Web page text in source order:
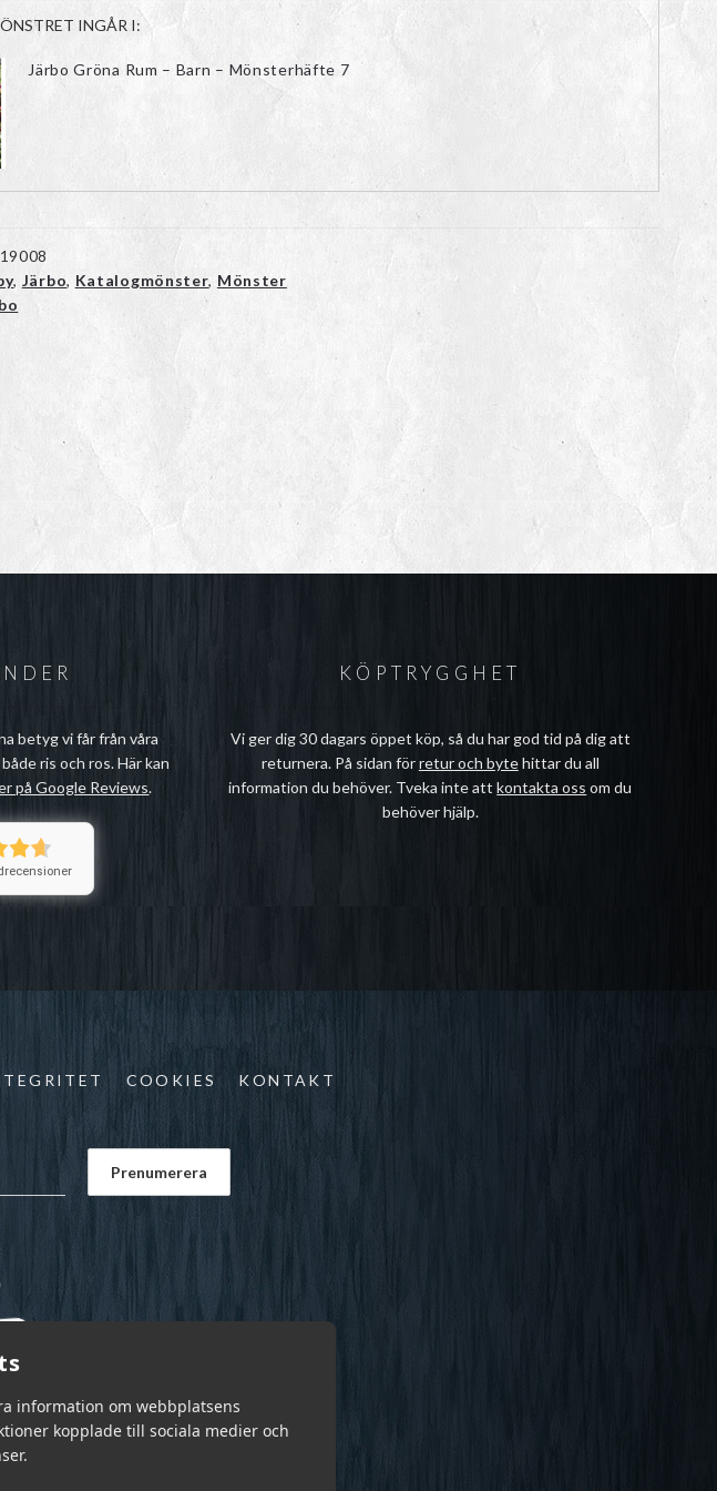
information om webbplatsens
kopplade till sociala medier och
INGÅR I:
Järbo Gröna Rum – Barn – Mönsterhäfte 7
, Järbo, Katalogmönster, Mönster
betyg vi får från våra
ris och ros. Här kan
på Google Reviews.
KÖPTRYGGHET
Vi ger dig 30 dagars öppet köp, så du har god tid på dig att
returnera. På sidan förretur och bytehittar du all
information du behöver. Tveka inte attkontakta oss om du
behöver hjälp.
COOKIES KONTAKT